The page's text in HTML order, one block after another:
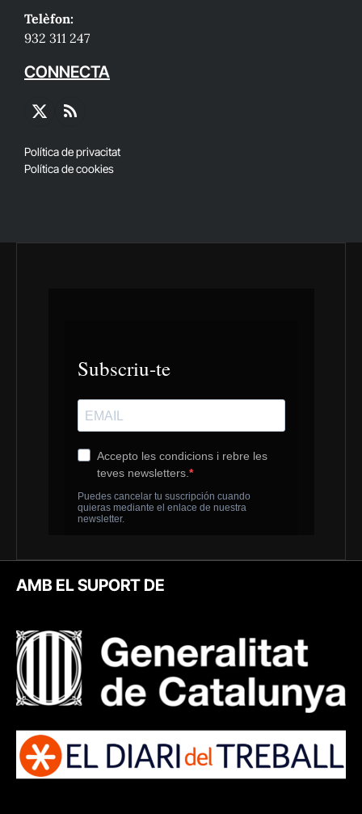
Telèfon:
932 311 247
CONNECTA
X
RSS
Política de privacitat
Política de cookies
AMB EL SUPORT DE